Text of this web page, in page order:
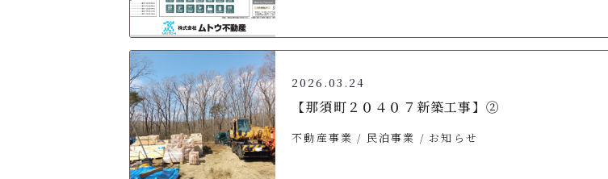
2026.03.24
【那須町２０４０７新築工事】②
不動産事業 民泊事業 お知らせ